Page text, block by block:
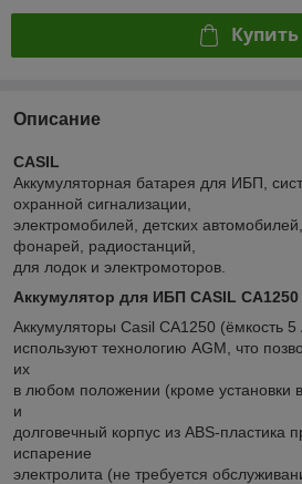
Купить
Описание
CASIL
Аккумуляторная батарея для ИБП,
охранной сигнализации,
электромобилей, детских
фонарей, радиостанций,
для лодок и электромоторов.
Аккумулятор для ИБП CASIL CA1250
Аккумуляторы Casil CA1250 (ёмкость
используют технологию AGM, что
их
в любом положении (кроме установки
и
долговечный корпус из ABS-пластика
испарение
электролита (не требуется